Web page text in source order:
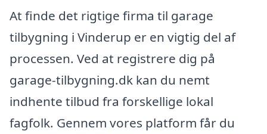
At finde det rigtige firma til garage
tilbygning i Vinderup er en vigtig del af
processen. Ved at registrere dig på
garage-tilbygning.dk kan du nemt
indhente tilbud fra forskellige lokal
fagfolk. Gennem vores platform får du